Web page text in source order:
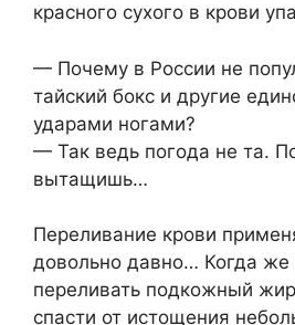
красного сухого в крови
— Почему в России не
тайский бокс и другие
ударами ногами?
— Так ведь погода не та.
вытащишь…
Переливание крови
довольно давно… Когда же
переливать подкожный
спасти от истощения